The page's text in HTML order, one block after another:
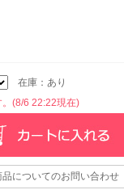
在庫：あり
(8/6 22:22現在)
品についてのお問い合わせ